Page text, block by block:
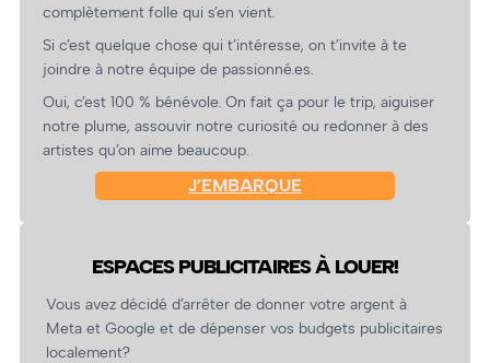
complètement folle qui s’en vient.
Si c’est quelque chose qui t’intéresse, on t’invite à te
joindre à notre équipe de passionné.es.
Oui, c’est 100 % bénévole. On fait ça pour le trip, aiguiser
notre plume, assouvir notre curiosité ou redonner à des
artistes qu’on aime beaucoup.
J’EMBARQUE
ESPACES PUBLICITAIRES À LOUER!
Vous avez décidé d’arrêter de donner votre argent à
Meta et Google et de dépenser vos budgets publicitaires
localement?